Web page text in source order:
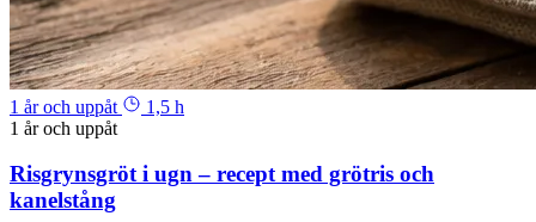
1 år och uppåt
1,5 h
1 år och uppåt
Risgrynsgröt i ugn – recept med grötris och
kanelstång